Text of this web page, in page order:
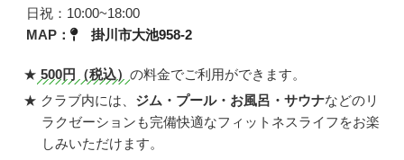
日祝：10:00~18:00
MAP：
掛川市大池958-2
★ 500円（税込）の料金でご利用ができます。
★ クラブ内には、 ジム・プール・お風呂・サウナなどのリ
ラクゼーションも完備快適なフィットネスライフをお楽
しみいただけます。